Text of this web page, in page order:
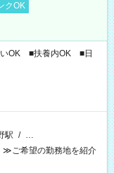
クOK
いOK ■扶養内OK ■日
駅 / …
≫ご希望の勤務地を紹介